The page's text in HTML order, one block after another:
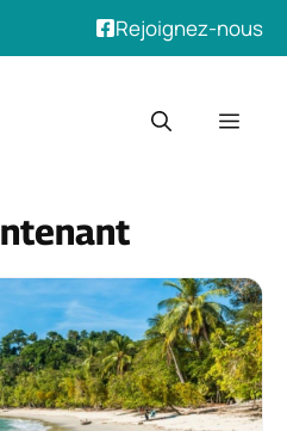
Rejoignez-nous